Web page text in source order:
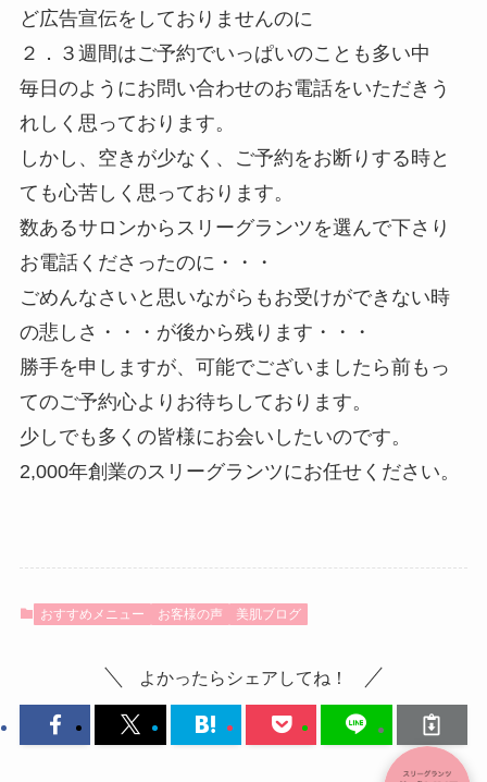
ど広告宣伝をしておりませんのに
２．３週間はご予約でいっぱいのことも多い中
毎日のようにお問い合わせのお電話をいただきう
れしく思っております。
しかし、空きが少なく、ご予約をお断りする時と
ても心苦しく思っております。
数あるサロンからスリーグランツを選んで下さり
お電話くださったのに・・・
ごめんなさいと思いながらもお受けができない時
の悲しさ・・・が後から残ります・・・
勝手を申しますが、可能でございましたら前もっ
てのご予約心よりお待ちしております。
少しでも多くの皆様にお会いしたいのです。
2,000年創業のスリーグランツにお任せください。
おすすめメニュー お客様の声 美肌ブログ
よかったらシェアしてね！